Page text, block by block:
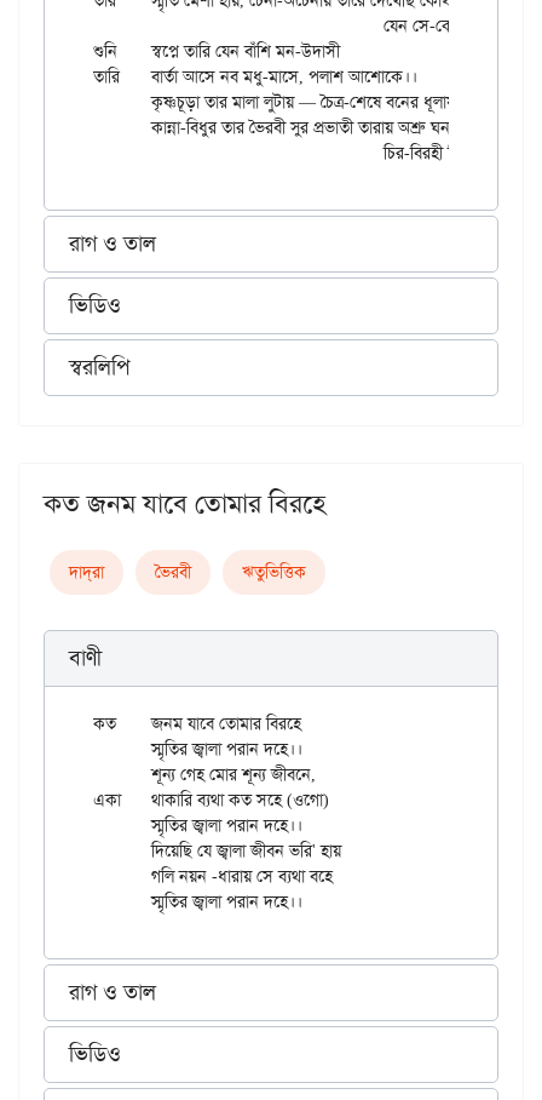
শুনি	স্বপ্নে তারি যেন বাঁশি মন-উদাসী
তারি	বার্তা আসে নব মধু-মাসে, পলাশ আশোকে।।
	কৃষ্ণচূড়া তার মালা লুটায় — চৈত্র-শেষে বনের ধূলায়
	কান্না-বিধুর তার ভৈরবী সুর প্রভাতী তারায় অশ্রু ঘনায়,
রাগ ও তাল
ভিডিও
স্বরলিপি
কত জনম যাবে তোমার বিরহে
দাদ্‌রা ভৈরবী ঋতুভিত্তিক
বাণী
কত	জনম যাবে তোমার বিরহে
	স্মৃতির জ্বালা পরান দহে।।
	শূন্য গেহ মোর শূন্য জীবনে,
একা	থাকারি ব্যথা কত সহে (ওগো)
	স্মৃতির জ্বালা পরান দহে।।
	দিয়েছি যে জ্বালা জীবন ভরি' হায়
রাগ ও তাল
ভিডিও